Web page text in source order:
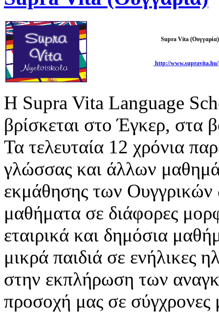
Supra Vita (Ουγγαρία)
http://www.supravita.hu/
Η Supra Vita Language
βρίσκεται στο Έγκερ, στα
Τα τελευταία 12 χρόνια
γλώσσας και άλλων
εκμάθησης των
μαθήματα σε διάφορες
εταιρικά και δημόσια
μικρά παιδιά σε ενήλικες
στην εκπλήρωση των
προσοχή μας σε σύγχρονες